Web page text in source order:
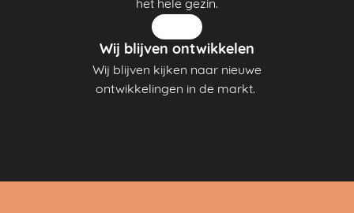
het hele gezin.
Wij blijven ontwikkelen
Wij blijven kijken naar nieuwe
ontwikkelingen in de markt.